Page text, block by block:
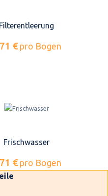
Filterentleerung
€pro Bogen
Frischwasser
€pro Bogen